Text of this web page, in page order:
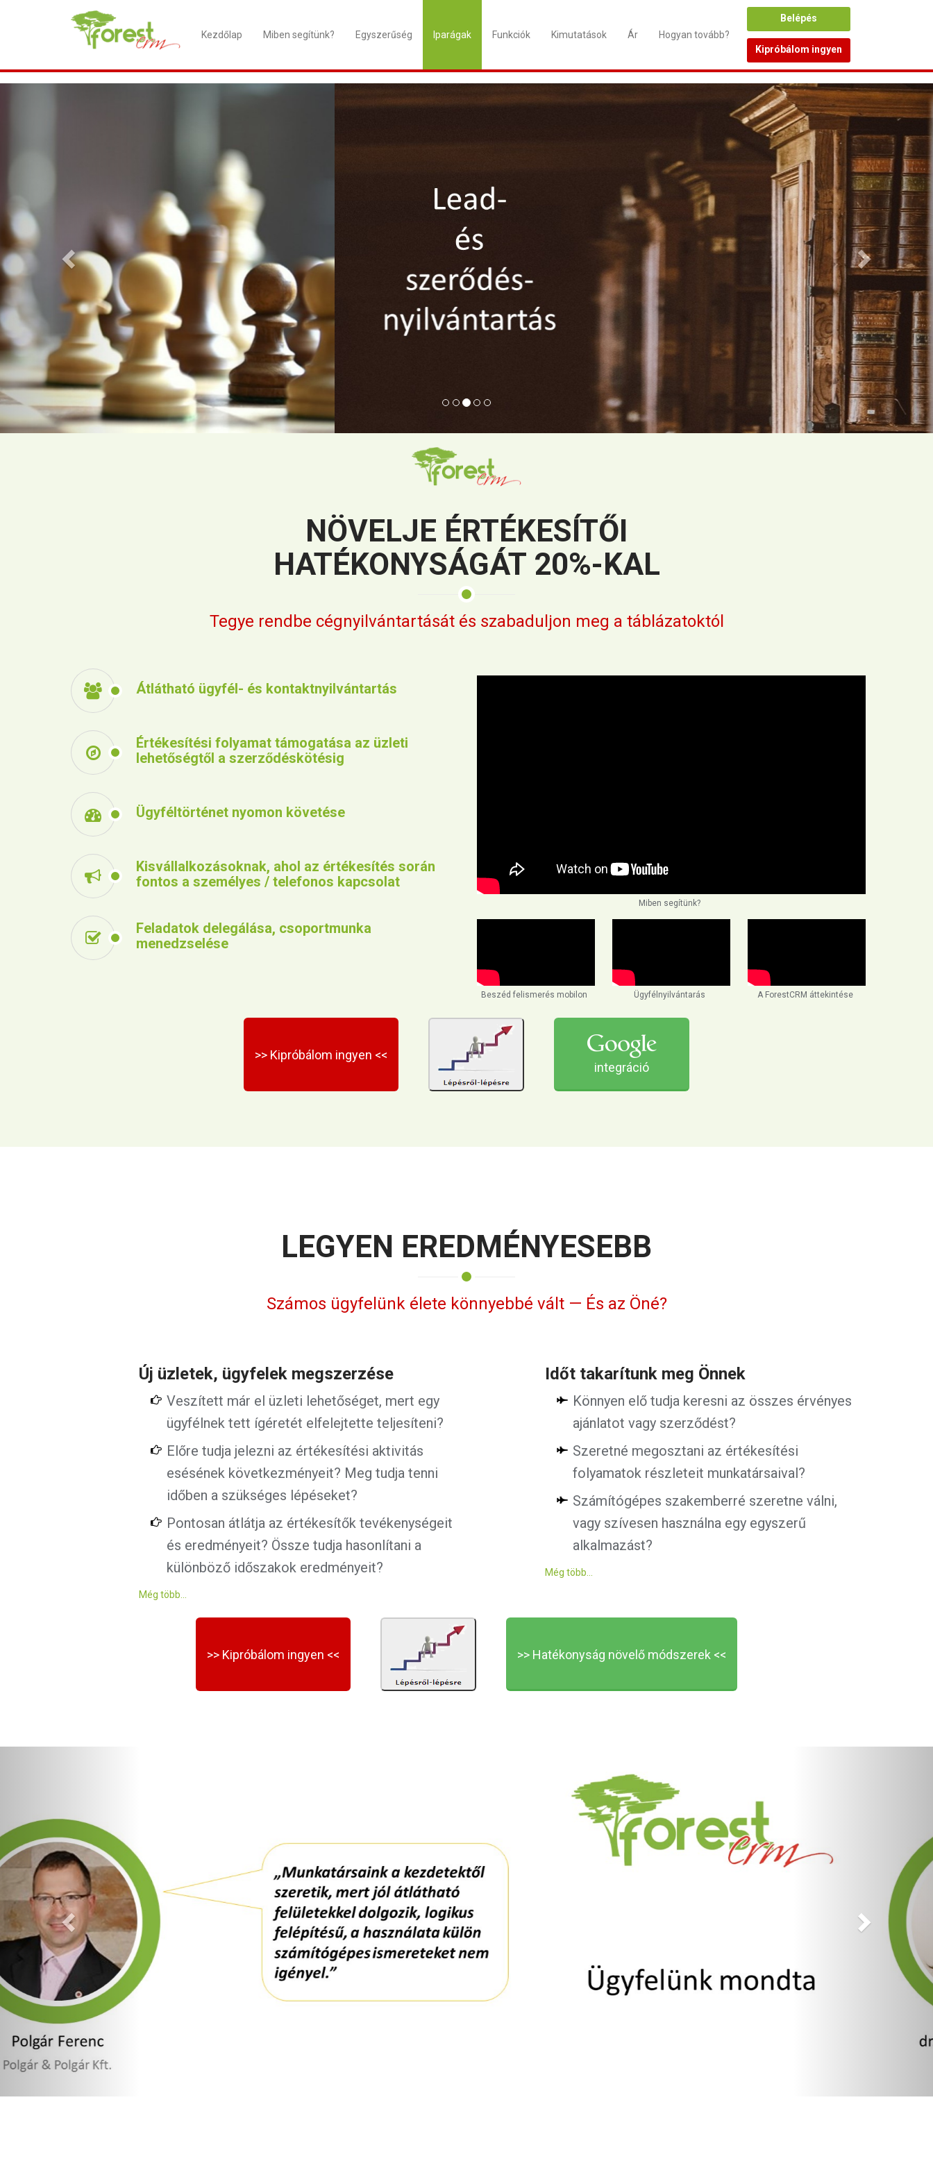
Kezdőlap Miben segítünk? Egyszerűség Iparágak Funkciók Kimutatások Ár Hogyan tovább?
Belépés
Kipróbálom ingyen
Következő
NÖVELJE ÉRTÉKESÍTŐI
HATÉKONYSÁGÁT 20%-KAL
Tegye rendbe cégnyilvántartását és szabaduljon meg a táblázatoktól
Átlátható ügyfél- és kontaktnyilvántartás
Értékesítési folyamat támogatása az üzleti
lehetőségtől a szerződéskötésig
Ügyféltörténet nyomon követése
Kisvállalkozásoknak, ahol az értékesítés során
fontos a személyes / telefonos kapcsolat
Feladatok delegálása, csoportmunka
menedzselése
Miben segítünk?
Beszéd felismerés mobilon Ügyfélnyilvántarás A ForestCRM áttekintése
>> Kipróbálom ingyen <<
integráció
LEGYEN EREDMÉNYESEBB
Számos ügyfelünk élete könnyebbé vált — És az Öné?
Új üzletek, ügyfelek megszerzése
Veszített már el üzleti lehetőséget, mert egy
ügyfélnek tett ígéretét elfelejtette teljesíteni?
Előre tudja jelezni az értékesítési aktivitás
esésének következményeit? Meg tudja tenni
időben a szükséges lépéseket?
Pontosan átlátja az értékesítők tevékenységeit
és eredményeit? Össze tudja hasonlítani a
különböző időszakok eredményeit?
Még több...
Időt takarítunk meg Önnek
Könnyen elő tudja keresni az összes érvényes
ajánlatot vagy szerződést?
Szeretné megosztani az értékesítési
folyamatok részleteit munkatársaival?
Számítógépes szakemberré szeretne válni,
vagy szívesen használna egy egyszerű
alkalmazást?
Még több...
>> Kipróbálom ingyen << >> Hatékonyság növelő módszerek <<